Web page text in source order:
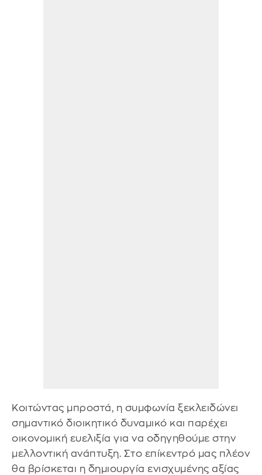
Κοιτώντας μπροστά, η συμφωνία ξεκλειδώνει
σημαντικό διοικητικό δυναμικό και παρέχει
οικονομική ευελιξία για να οδηγηθούμε στην
μελλοντική ανάπτυξη. Στο επίκεντρό μας πλέον
θα βρίσκεται η δημιουργία ενισχυμένης αξίας